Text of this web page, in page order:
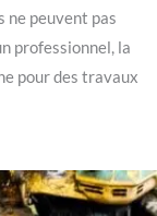
ne peuvent pas
professionnel, la
pour des travaux